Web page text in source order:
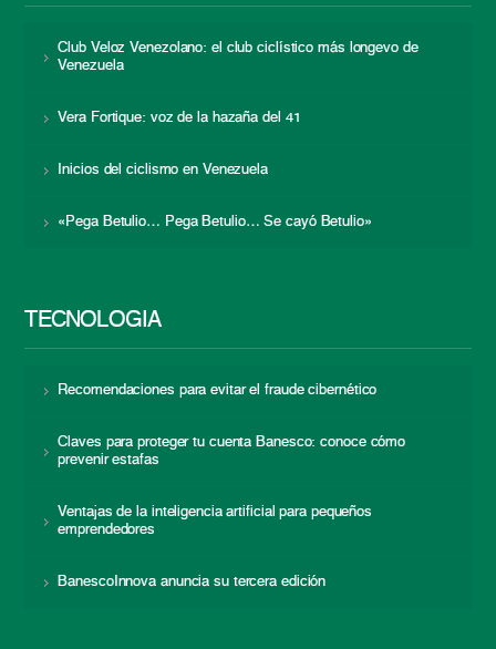
Club Veloz Venezolano: el club ciclístico más longevo de
Venezuela
Vera Fortique: voz de la hazaña del 41
Inicios del ciclismo en Venezuela
«Pega Betulio… Pega Betulio… Se cayó Betulio»
TECNOLOGÍA
Recomendaciones para evitar el fraude cibernético
Claves para proteger tu cuenta Banesco: conoce cómo
prevenir estafas
Ventajas de la inteligencia artificial para pequeños
emprendedores
BanescoInnova anuncia su tercera edición